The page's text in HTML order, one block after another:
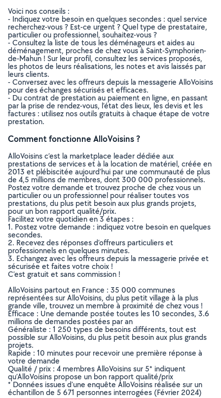
Voici nos conseils :
- Indiquez votre besoin en quelques secondes : quel service
recherchez-vous ? Est-ce urgent ? Quel type de prestataire,
particulier ou professionnel, souhaitez-vous ?
- Consultez la liste de tous les déménageurs et aides au
déménagement, proches de chez vous à Saint-Symphorien-
de-Mahun ! Sur leur profil, consultez les services proposés,
les photos de leurs réalisations, les notes et avis laissés par
leurs clients.
- Conversez avec les offreurs depuis la messagerie AlloVoisins
pour des échanges sécurisés et efficaces.
- Du contrat de prestation au paiement en ligne, en passant
par la prise de rendez-vous, l’état des lieux, les devis et les
factures : utilisez nos outils gratuits à chaque étape de votre
prestation.
Comment fonctionne AlloVoisins ?
AlloVoisins c’est la marketplace leader dédiée aux
prestations de services et à la location de matériel, créée en
2013 et plébiscitée aujourd’hui par une communauté de plus
de 4,5 millions de membres, dont 300 000 professionnels.
Postez votre demande et trouvez proche de chez vous un
particulier ou un professionnel pour réaliser toutes vos
prestations, du plus petit besoin aux plus grands projets,
pour un bon rapport qualité/prix.
Facilitez votre quotidien en 3 étapes :
1. Postez votre demande : indiquez votre besoin en quelques
secondes.
2. Recevez des réponses d’offreurs particuliers et
professionnels en quelques minutes.
3. Echangez avec les offreurs depuis la messagerie privée et
sécurisée et faites votre choix !
C’est gratuit et sans commission !
AlloVoisins partout en France : 35 000 communes
représentées sur AlloVoisins, du plus petit village à la plus
grande ville, trouvez un membre à proximité de chez vous !
Efficace : Une demande postée toutes les 10 secondes, 3.6
millions de demandes postées par an
Généraliste : 1 250 types de besoins différents, tout est
possible sur AlloVoisins, du plus petit besoin aux plus grands
projets.
Rapide : 10 minutes pour recevoir une première réponse à
votre demande
Qualité / prix : 4 membres AlloVoisins sur 5* indiquent
qu’AlloVoisins propose un bon rapport qualité/prix
* Données issues d’une enquête AlloVoisins réalisée sur un
échantillon de 5 671 personnes interrogées (Février 2024)